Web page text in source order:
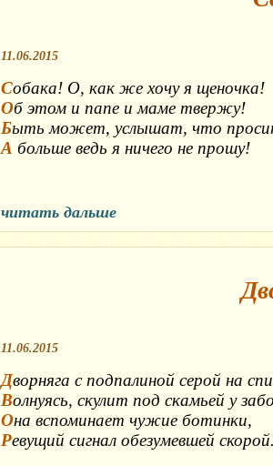
11.06.2015
Собака! О, как же хочу я щеночка!
Об этом и папе и маме твержу!
Быть может, услышат, что
А больше ведь я ничего не прошу!
читать дальше
11.06.2015
Дворняга с подпалиной серой на
Волнуясь, скулит под скамьей у
Она вспоминает чужие ботинки,
Ревущий сигнал обезумевшей